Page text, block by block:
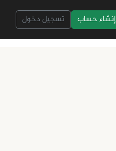
إنشاء حساب تسجيل دخول